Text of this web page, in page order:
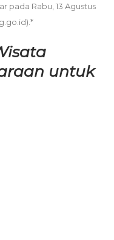
pada Rabu, 13 Agustus
untuk